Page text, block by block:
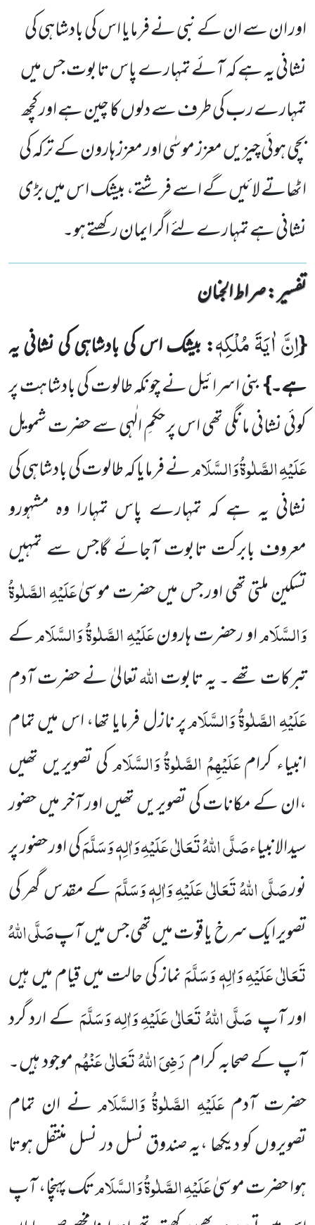
اور ان سے ان کے نبی نے فرمایا اس کی بادشاہی کی
نشانی یہ ہے کہ آئے تمہارے پاس تابوت جس میں
تمہارے رب کی طرف سے دلوں کا چین ہے اور کچھ
بچی ہوئی چیزیں معزز موسٰی اور معزز ہارون کے ترکہ کی
اٹھاتے لائیں گے اسے فرشتے، بیشک اس میں بڑی
نشانی ہے تمہارے لئے اگر ایمان رکھتے ہو۔
تفسیر : ‎صراط الجنان
{اِنَّ اٰیَةَ مُلْكِهٖ: بیشک اس کی بادشاہی کی نشانی یہ
ہے۔}بنی اسرائیل نے چونکہ طالوت کی بادشاہت پر
کوئی نشانی مانگی تھی اس پر حکمِ الٰہی سے حضرت شمویل
عَلَیْہِ الصَّلٰوۃُ وَالسَّلَامنے فرمایا کہ طالوت کی بادشاہی کی
نشانی یہ ہے کہ تمہارے پاس تمہارا وہ مشہورو
معروف بابرکت تابوت آجائے گاجس سے تمہیں
تسکین ملتی تھی اور جس میں حضرت موسیٰعَلَیْہِ الصَّلٰوۃُ
وَالسَّلَاماو رحضرت ہارونعَلَیْہِ الصَّلٰوۃُ وَالسَّلَامکے
تبرکات تھے ۔یہ تابوتاللہتعالیٰ نے حضرت آدم
عَلَیْہِ الصَّلٰوۃُ وَالسَّلَامپر نازل فرمایا تھا، اس میں تمام
انبیاء کرامعَلَیْہِمُ الصَّلٰوۃُ وَالسَّلَامکی تصویریں تھیں
،ان کے مکانات کی تصویریں تھیں اور آخر میںحضور
سیدالانبیاءصَلَّی اللہُ تَعَالٰی عَلَیْہِ وَاٰلِہٖ وَسَلَّمَکی اور حضور پر
نورصَلَّی اللہُ تَعَالٰی عَلَیْہِ وَاٰلِہٖ وَسَلَّمَکے مقدس گھر کی
تصویر ایک سرخیاقوت میں تھی جس میں آپصَلَّی اللہُ
تَعَالٰی عَلَیْہِ وَاٰلِہٖ وَسَلَّمَنماز کی حالت میں قیام میں ہیں
اور آپصَلَّی اللہُ تَعَالٰی عَلَیْہِ وَاٰلِہ وَسَلَّمَکے ارد گرد
آپ کے صحابہ کرامرَضِیَ اللہُ تَعَالٰی عَنْہُمموجود ہیں۔
حضرت آدمعَلَیْہِ الصَّلٰوۃُ وَالسَّلَامنے ان تمام
تصویروں کو دیکھا ،یہ صندوق نسل در نسل منتقل ہوتا
ہوا حضرت موسیٰعَلَیْہِ الصَّلٰوۃُ وَالسَّلَامتک پہنچا، آپ